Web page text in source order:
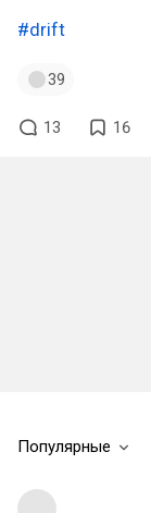
#drift
39
13 16
Популярные